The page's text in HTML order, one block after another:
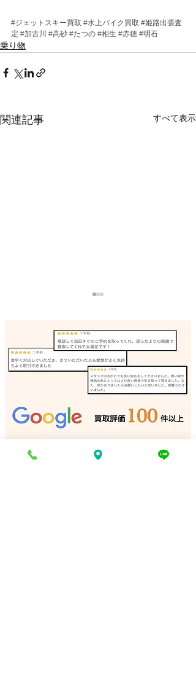
#ジェットスキー買取 #水上バイク買取 #姫路出張査
定 #加古川 #高砂 #たつの #相生 #赤穂 #明石
乗り物
関連記事 すべて表示
ボート 買取 明石｜姫路の
買取専門店